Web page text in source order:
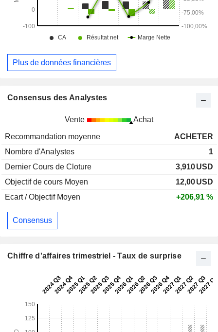
Plus de données financières
Consensus des Analystes
Vente Achat
Recommandation moyenne
ACHETER
Nombre d'Analystes
1
Dernier Cours de Cloture
3,910USD
Objectif de cours Moyen
12,00USD
Ecart / Objectif Moyen
+206,91 %
Consensus
Chiffre d'affaires trimestriel - Taux de surprise